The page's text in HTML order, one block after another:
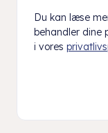
Du kan læse
behandler dine
i vores